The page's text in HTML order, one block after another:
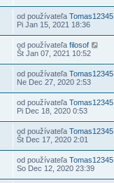
od používateľa Tomas12345
Pi Jan 15, 2021 18:36
od používateľa filosof
Št Jan 07, 2021 10:52
od používateľa Tomas12345
Ne Dec 27, 2020 2:53
od používateľa Tomas12345
Pi Dec 18, 2020 0:53
od používateľa Tomas12345
Št Dec 17, 2020 2:01
od používateľa Tomas12345
So Dec 12, 2020 23:39